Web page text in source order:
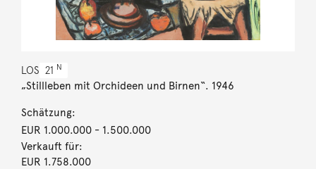
LOS 21 N
„Stillleben mit Orchideen und Birnen“. 1946
Schätzung:
EUR 1.000.000- 1.500.000
Verkauft für:
EUR 1.758.000